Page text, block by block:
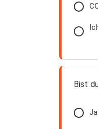
Bist
Ja